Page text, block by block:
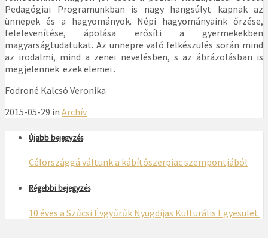
Pedagógiai Programunkban is nagy hangsúlyt kapnak az
ünnepek és a hagyományok. Népi hagyományaink őrzése,
felelevenítése, ápolása erősíti a gyermekekben
magyarságtudatukat. Az ünnepre való felkészülés során mind
az irodalmi, mind a zenei nevelésben, s az ábrázolásban is
megjelennek ezek elemei .
Fodroné Kalcsó Veronika
2015-05-29 in Archív
Újabb bejegyzés
Célországgá váltunk a kábítószerpiac szempontjából
Régebbi bejegyzés
10 éves a Szűcsi Évgyűrűk Nyugdíjas Kulturális Egyesület